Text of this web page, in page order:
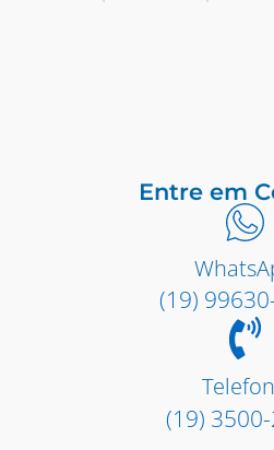
Entre em
(19)
(19)